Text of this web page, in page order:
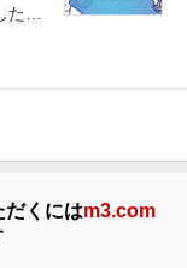
。
だくにはm3.com